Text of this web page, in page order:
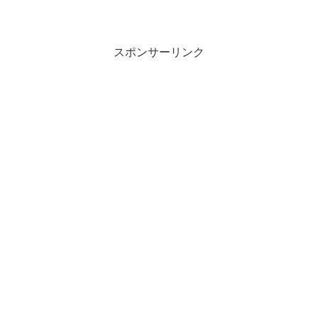
スポンサーリンク